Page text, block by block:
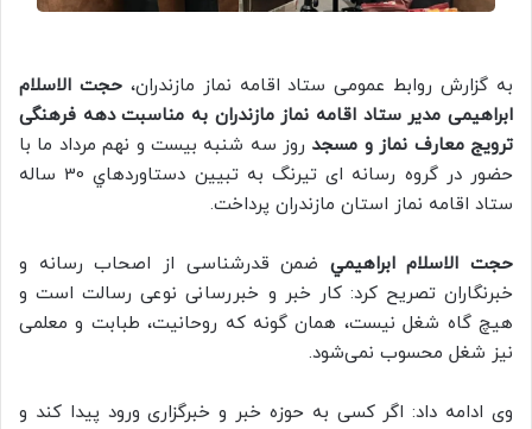
به گزارش روابط عمومی ستاد اقامه نماز مازندران،حجت الاسلام
ابراهیمی مدیر ستاد اقامه نماز مازندران به مناسبت دهه فرهنگی
ترویج معارف نماز و مسجد روز سه شنبه بيست و نهم مرداد ما با
حضور در گروه رسانه ای تیرنگ به تبيين دستاوردهاي 30 ساله
ستاد اقامه نماز استان مازندران پرداخت.
حجت الاسلام ابراهيمي ضمن قدرشناسی از اصحاب رسانه و
خبرنگاران تصریح کرد: کار خبر و خبررسانی نوعی رسالت است و
هیچ گاه شغل نیست، همان گونه که روحانیت، طبابت و معلمی
نیز شغل محسوب نمی‌شود.
وی ادامه داد: اگر کسی به حوزه خبر و خبرگزاری ورود پیدا کند و